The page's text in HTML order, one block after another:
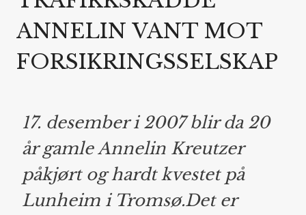
ANNELIN VANT MOT
FORSIKRINGSSELSKAP
17. desember i 2007 blir da 20
år gamle Annelin Kreutzer
påkjørt og hardt kvestet på
Lunheim i Tromsø.Det er